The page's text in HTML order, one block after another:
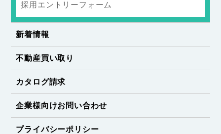
採用エントリーフォーム
新着情報
不動産買い取り
カタログ請求
企業様向けお問い合わせ
プライバシーポリシー